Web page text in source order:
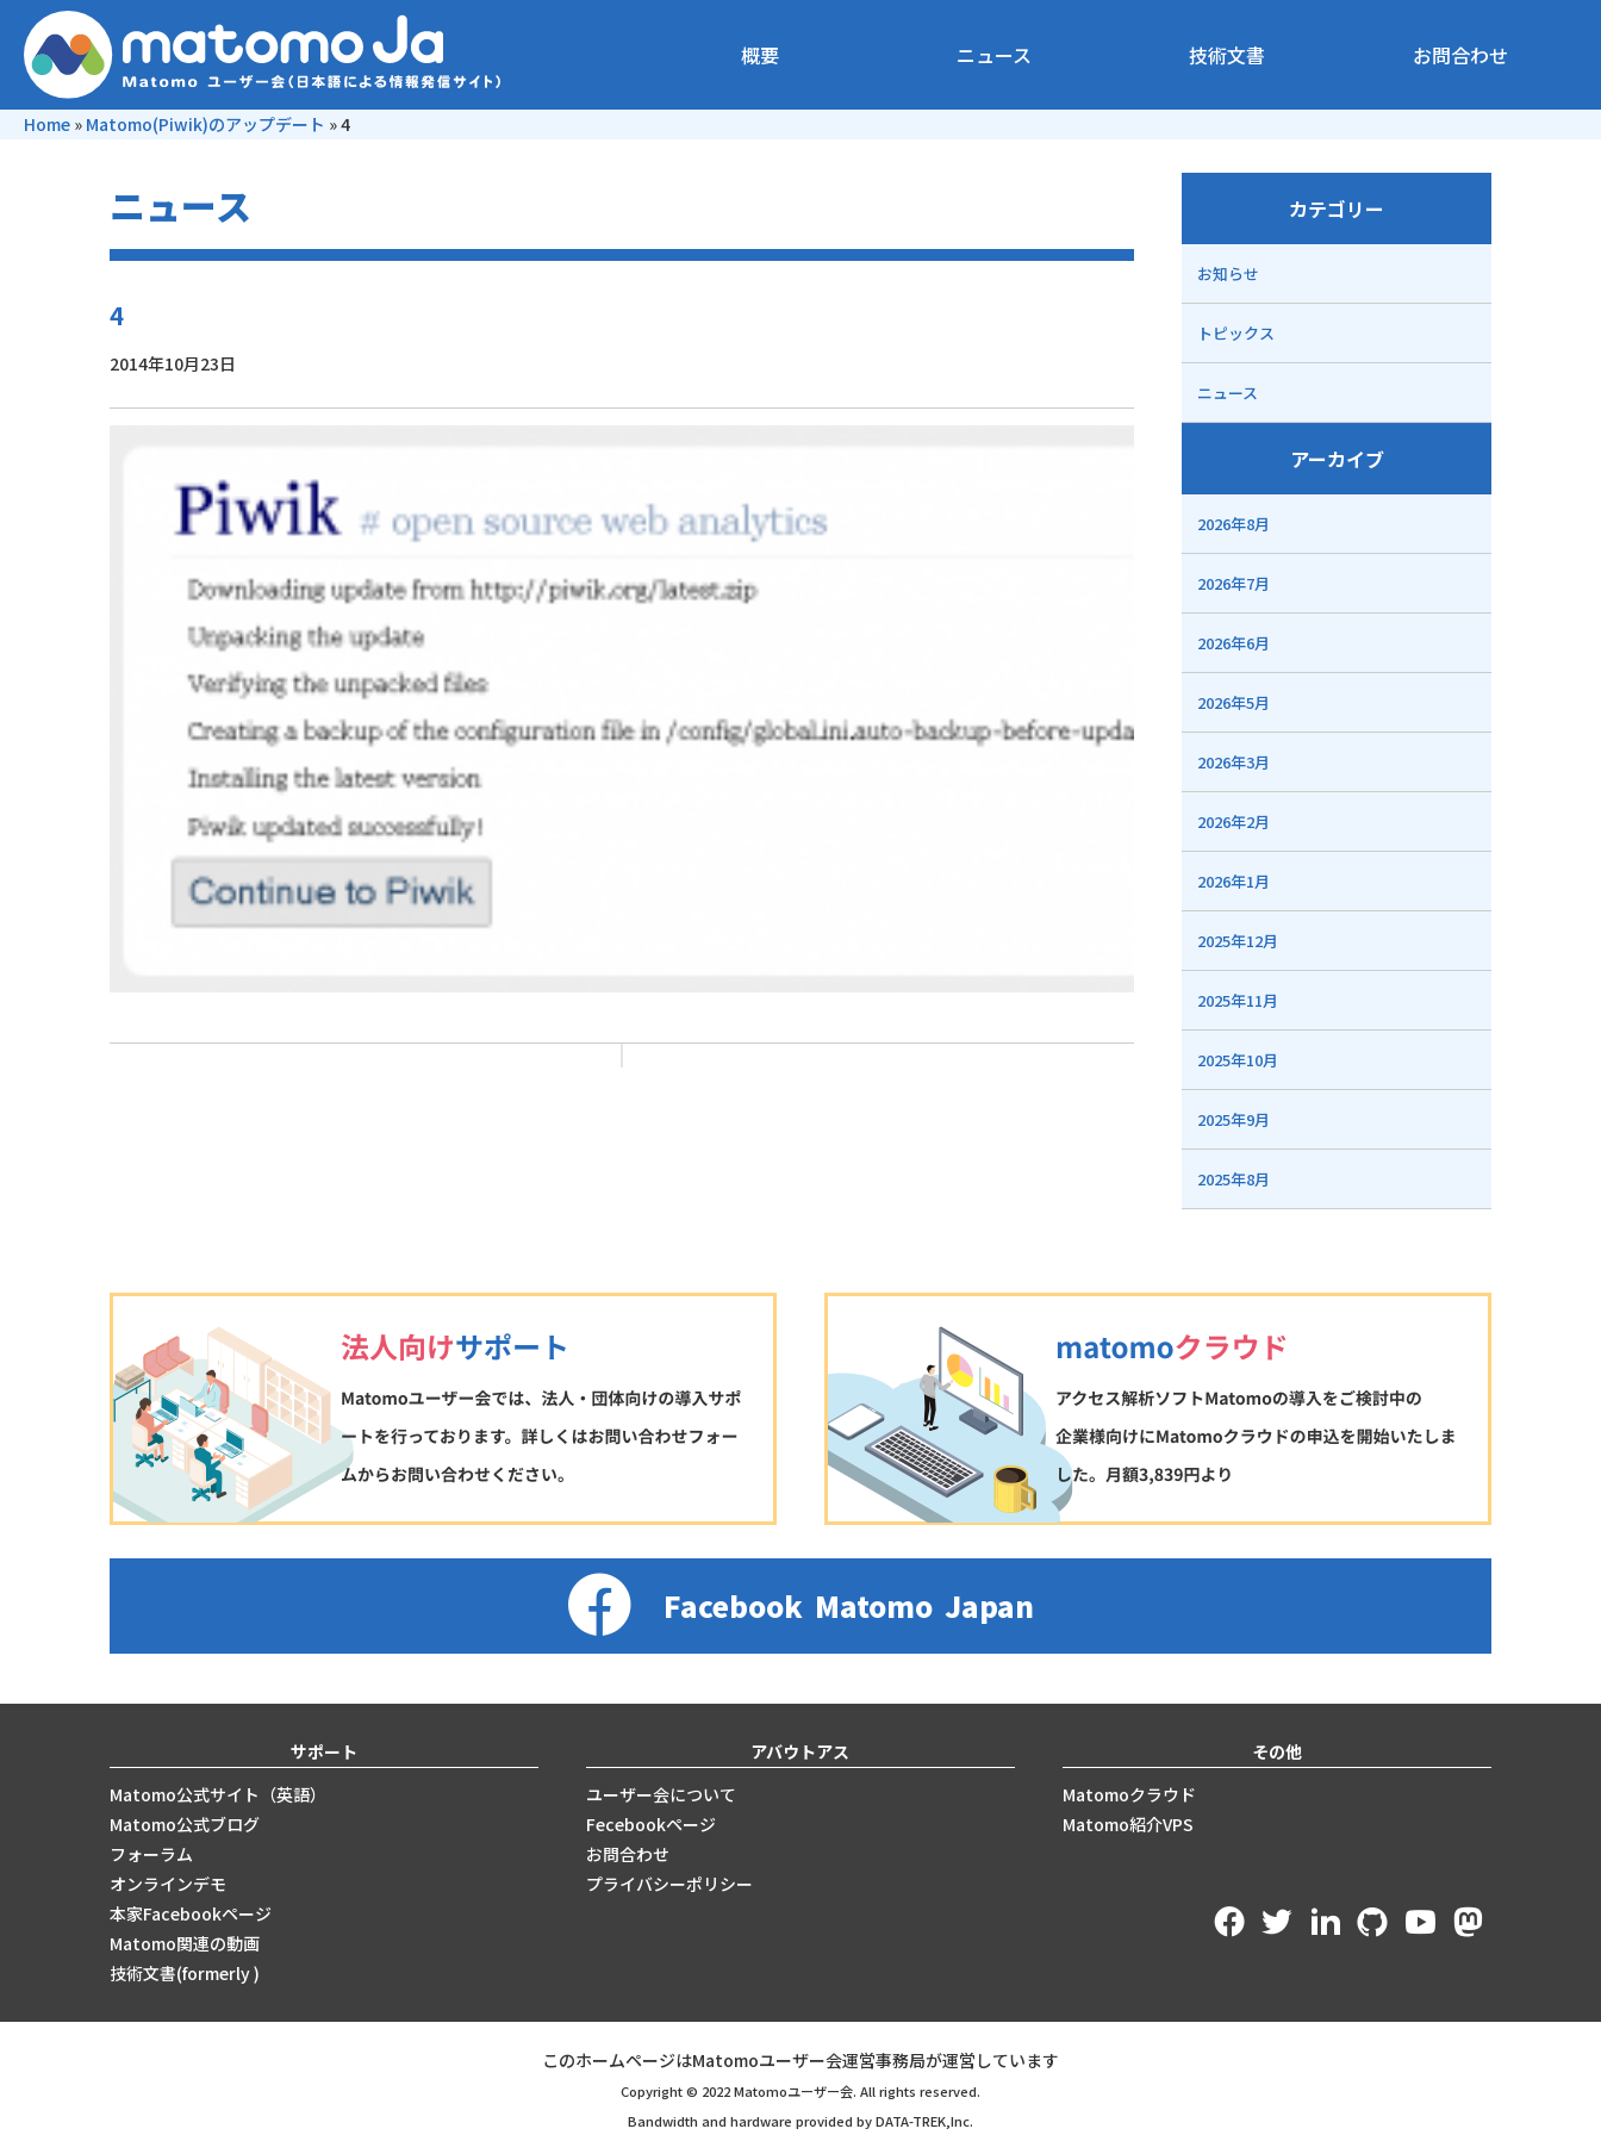
概要 ニュース 技術文書 お問合わせ
Home » Matomo(Piwik)のアップデート »4
ニュース
4
2014年10月23日
カテゴリー
お知らせ
トピックス
ニュース
アーカイブ
2026年8月
2026年7月
2026年6月
2026年5月
2026年3月
2026年2月
2026年1月
2025年12月
2025年11月
2025年10月
2025年9月
2025年8月
Facebook Matomo Japan
サポート
Matomo公式サイト（英語）
Matomo公式ブログ
フォーラム
オンラインデモ
本家Facebookページ
Matomo関連の動画
技術文書(formerly )
アバウトアス
ユーザー会について
Fecebookページ
お問合わせ
プライバシーポリシー
その他
Matomoクラウド
Matomo紹介VPS
このホームページはMatomoユーザー会運営事務局が運営しています
Copyright © 2022 Matomoユーザー会. All rights reserved.
Bandwidth and hardware provided by DATA-TREK,Inc.